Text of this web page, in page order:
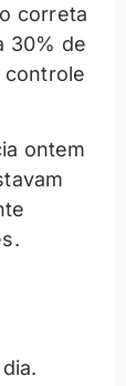
correta
30% de
controle
ontem